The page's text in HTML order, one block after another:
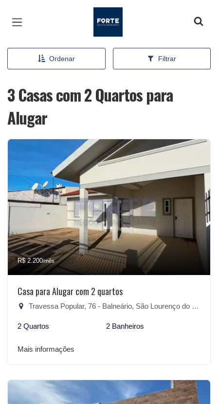
Ordenar Filtrar
3 Casas com 2 Quartos para
Alugar
R$ 2.200/mês
Casa para Alugar com 2 quartos
Travessa Popular, 76 - Balneário, São Lourenço do Sul-RS
2 Quartos 2 Banheiros
Mais informações